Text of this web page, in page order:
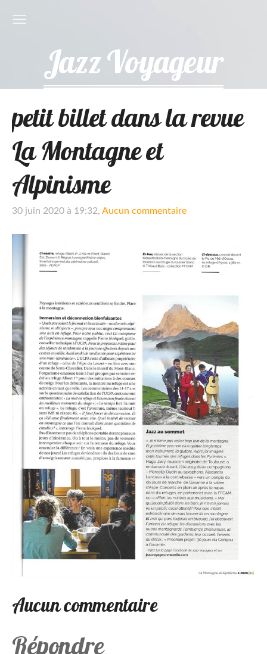
Jazz Voyageur
petit billet dans la revue
La Montagne et
Alpinisme
30 juin 2020 à 19:32,Aucun commentaire
Aucun commentaire
Répondre